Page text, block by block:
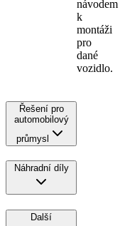
návodem
k
montáži
pro
dané
vozidlo.
Řešení pro
automobilový
průmysl
Náhradní díly
Další